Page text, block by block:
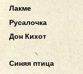
Лакме
Русалочка
Дон Кихот
Синяя птица